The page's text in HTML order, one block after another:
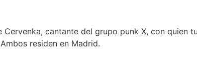
cantante del grupo punk X, con quien
residen en Madrid.